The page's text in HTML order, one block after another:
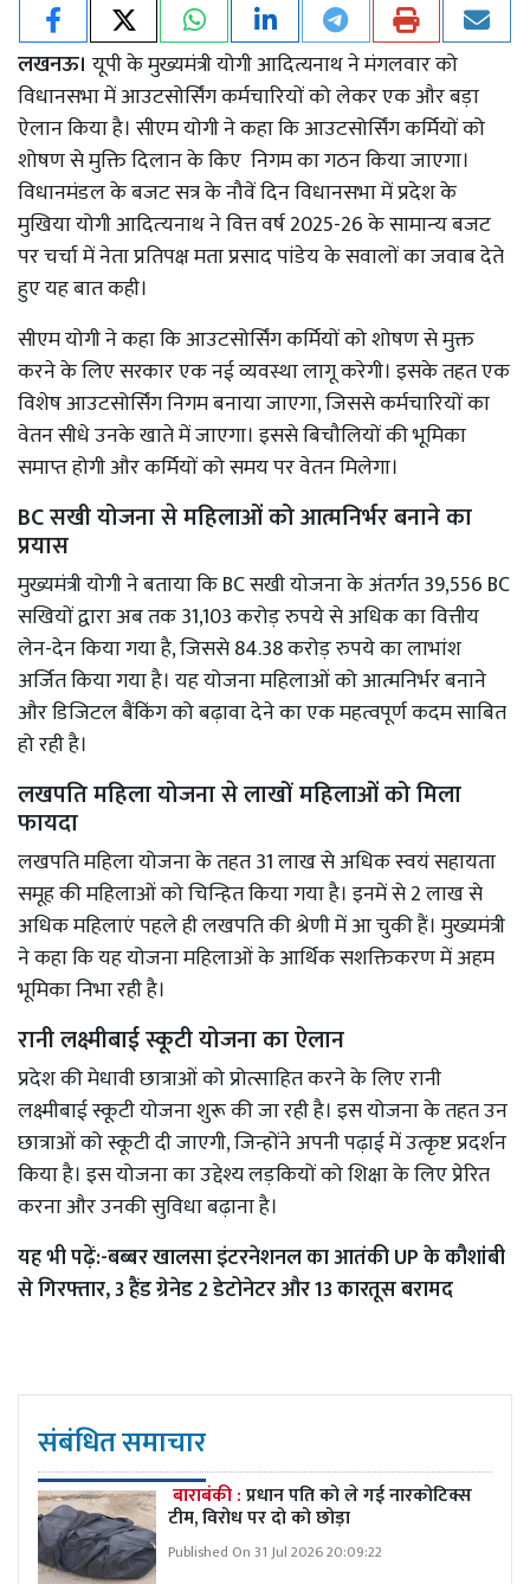
लखनऊ। यूपी के मुख्यमंत्री योगी आदित्यनाथ ने मंगलवार को
विधानसभा में आउटसोर्सिंग कर्मचारियों को लेकर एक और बड़ा
ऐलान किया है। सीएम योगी ने कहा कि आउटसोर्सिंग कर्मियों को
शोषण से मुक्ति दिलान के किए निगम का गठन किया जाएगा।
विधानमंडल के बजट सत्र के नौवें दिन विधानसभा में प्रदेश के
मुखिया योगी आदित्‍यनाथ ने वित्त वर्ष 2025-26 के सामान्‍य बजट
पर चर्चा में नेता प्रतिपक्ष मता प्रसाद पांडेय के सवालों का जवाब देते
हुए यह बात कही।
सीएम योगी ने कहा कि आउटसोर्सिंग कर्मियों को शोषण से मुक्त
करने के लिए सरकार एक नई व्यवस्था लागू करेगी। इसके तहत एक
विशेष आउटसोर्सिंग निगम बनाया जाएगा, जिससे कर्मचारियों का
वेतन सीधे उनके खाते में जाएगा। इससे बिचौलियों की भूमिका
समाप्त होगी और कर्मियों को समय पर वेतन मिलेगा।
BC सखी योजना से महिलाओं को आत्मनिर्भर बनाने का
प्रयास
मुख्यमंत्री योगी ने बताया कि BC सखी योजना के अंतर्गत 39,556 BC
सखियों द्वारा अब तक 31,103 करोड़ रुपये से अधिक का वित्तीय
लेन-देन किया गया है, जिससे 84.38 करोड़ रुपये का लाभांश
अर्जित किया गया है। यह योजना महिलाओं को आत्मनिर्भर बनाने
और डिजिटल बैंकिंग को बढ़ावा देने का एक महत्वपूर्ण कदम साबित
हो रही है।
लखपति महिला योजना से लाखों महिलाओं को मिला
फायदा
लखपति महिला योजना के तहत 31 लाख से अधिक स्वयं सहायता
समूह की महिलाओं को चिन्हित किया गया है। इनमें से 2 लाख से
अधिक महिलाएं पहले ही लखपति की श्रेणी में आ चुकी हैं। मुख्यमंत्री
ने कहा कि यह योजना महिलाओं के आर्थिक सशक्तिकरण में अहम
भूमिका निभा रही है।
रानी लक्ष्मीबाई स्कूटी योजना का ऐलान
प्रदेश की मेधावी छात्राओं को प्रोत्साहित करने के लिए रानी
लक्ष्मीबाई स्कूटी योजना शुरू की जा रही है। इस योजना के तहत उन
छात्राओं को स्कूटी दी जाएगी, जिन्होंने अपनी पढ़ाई में उत्कृष्ट प्रदर्शन
किया है। इस योजना का उद्देश्य लड़कियों को शिक्षा के लिए प्रेरित
करना और उनकी सुविधा बढ़ाना है।
यह भी पढ़ें:-बब्बर खालसा इंटरनेशनल का आतंकी UP के कौशांबी
से गिरफ्तार, 3 हैंड ग्रेनेड 2 डेटोनेटर और 13 कारतूस बरामद
संबंधित समाचार
बाराबंकी :प्रधान पति को ले गई नारकोटिक्स
टीम, विरोध पर दो को छोड़ा
Published On 31 Jul 2026 20:09:22